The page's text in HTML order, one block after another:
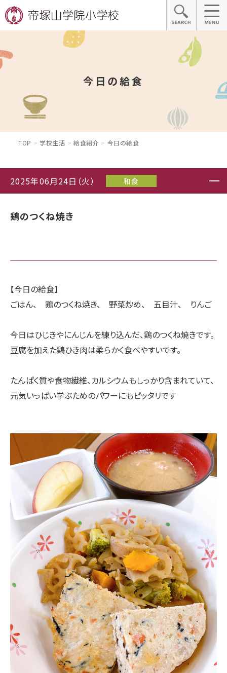
今日の給食
TOP 学校生活 給食紹介 今日の給食
2025年06月24日（火） 和食
鶏のつくね焼き
【今日の給食】
ごはん、 鶏のつくね焼き、 野菜炒め、 五目汁、 りんご
今日はひじきやにんじんを練り込んだ、鶏のつくね焼きです。
豆腐を加えた鶏ひき肉は柔らかく食べやすいです。
たんぱく質や食物繊維、カルシウムもしっかり含まれていて、
元気いっぱい学ぶためのパワーにもピッタリです